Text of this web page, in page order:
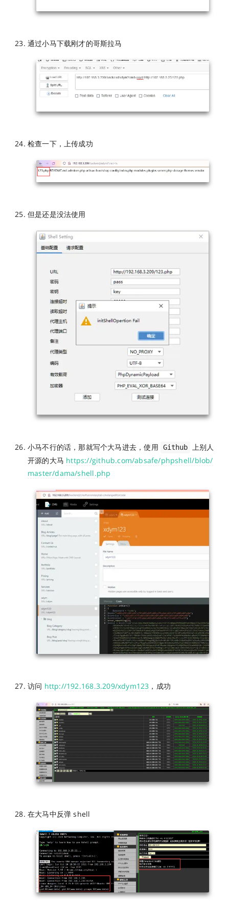
通过小马下载刚才的哥斯拉马
检查一下，上传成功
但是还是没法使用
小马不行的话，那就写个大马进去，使用 Github 上别人
开源的大马 https://github.com/absafe/phpshell/blob/
master/dama/shell.php
访问 http://192.168.3.209/xdym123 ，成功
在大马中反弹 shell